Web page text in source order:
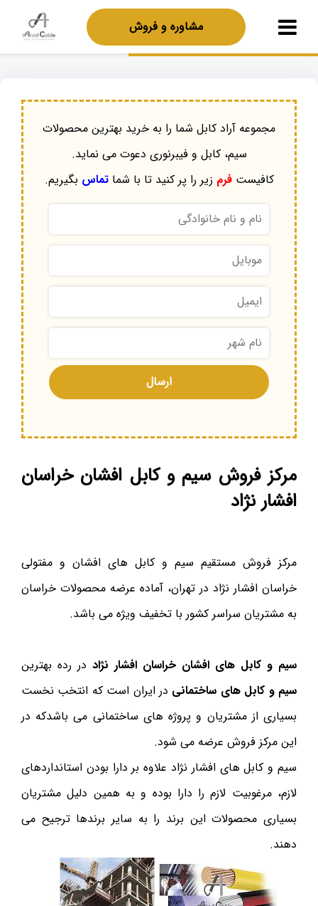
مشاوره و فروش
مجموعه آراد کابل شما را به خرید بهترین محصولات
سیم، کابل و فیبرنوری دعوت می نماید.
کافیستفرم زیر را پر کنید تا با شماتماس بگیریم.
مرکز فروش سیم و کابل افشان خراسان
افشار نژاد
مرکز فروش مستقیم سیم و کابل های افشان و مفتولی
خراسان افشار نژاد در تهران، آماده عرضه محصولات خراسان
به مشتریان سراسر کشور با تخفیف ویژه می باشد.
سیم و کابل های افشان خراسان افشار نژاد در رده بهترین
سیم و کابل های ساختمانی در ایران است که انتخب نخست
بسیاری از مشتریان و پروژه های ساختمانی می باشدکه در
این مرکز فروش عرضه می شود.
سیم و کابل های افشار نژاد علاوه بر دارا بودن استانداردهای
لازم، مرغوبیت لازم را دارا بوده و به همین دلیل مشتریان
بسیاری محصولات این برند را به سایر برندها ترجیح می
دهند.